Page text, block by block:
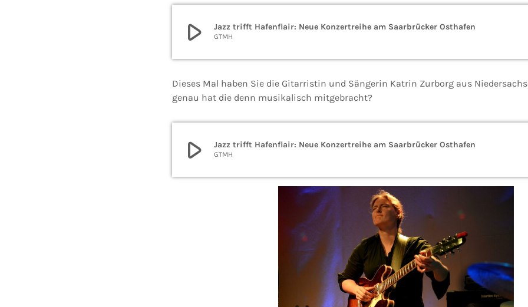
play_arrow Jazz trifft Hafenflair: Neue Konzertreihe am Saarbrücker Osthafen
GTMH
Dieses Mal haben Sie die Gitarristin und Sängerin Katrin Zurborg aus
genau hat die denn musikalisch mitgebracht?
play_arrow Jazz trifft Hafenflair: Neue Konzertreihe am Saarbrücker Osthafen
GTMH